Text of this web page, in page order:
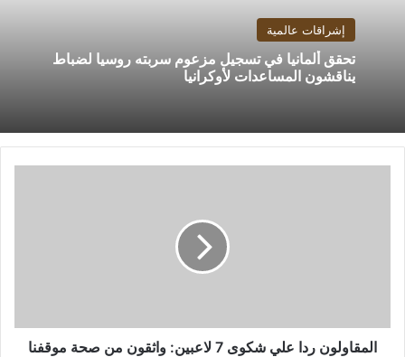
إشراقات عالمية
تحقق ألمانيا في تسجيل مزعوم سربته روسيا لضباط
يناقشون المساعدات لأوكرانيا
صحة
موقفنا
المقاولون ردا علي شكوى 7 لاعبين: واثقون من صحة موقفنا